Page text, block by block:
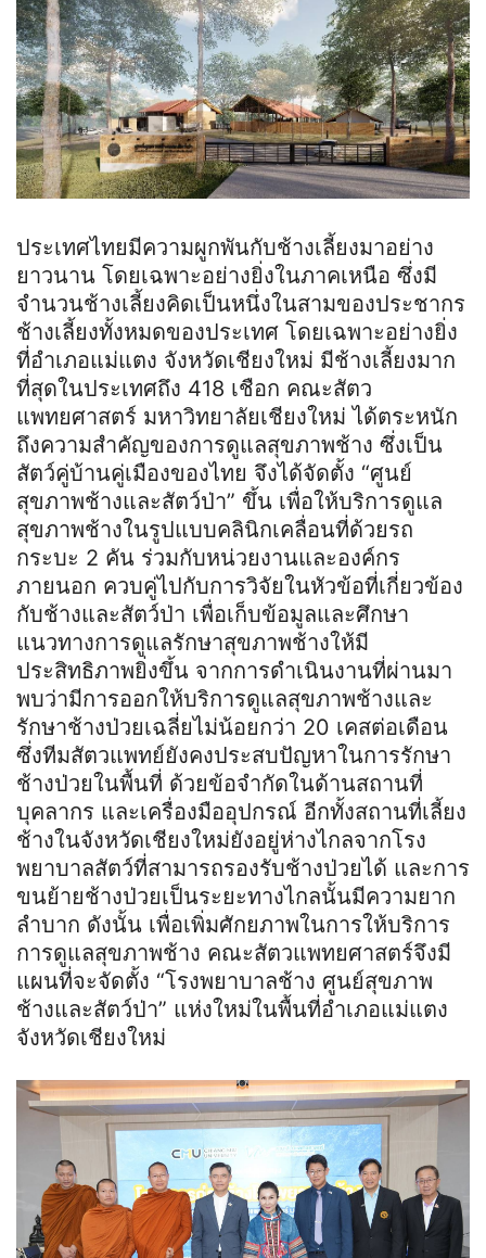
ประเทศไทยมีความผูกพันกับช้างเลี้ยงมาอย่าง
ยาวนาน โดยเฉพาะอย่างยิ่งในภาคเหนือ ซึ่งมี
จำนวนช้างเลี้ยงคิดเป็นหนึ่งในสามของประชากร
ช้างเลี้ยงทั้งหมดของประเทศ โดยเฉพาะอย่างยิ่ง
ที่อำเภอแม่แตง จังหวัดเชียงใหม่ มีช้างเลี้ยงมาก
ที่สุดในประเทศถึง 418 เชือก คณะสัตว
แพทยศาสตร์ มหาวิทยาลัยเชียงใหม่ ได้ตระหนัก
ถึงความสำคัญของการดูแลสุขภาพช้าง ซึ่งเป็น
สัตว์คู่บ้านคู่เมืองของไทย จึงได้จัดตั้ง “ศูนย์
สุขภาพช้างและสัตว์ป่า” ขึ้น เพื่อให้บริการดูแล
สุขภาพช้างในรูปแบบคลินิกเคลื่อนที่ด้วยรถ
กระบะ 2 คัน ร่วมกับหน่วยงานและองค์กร
ภายนอก ควบคู่ไปกับการวิจัยในหัวข้อที่เกี่ยวข้อง
กับช้างและสัตว์ป่า เพื่อเก็บข้อมูลและศึกษา
แนวทางการดูแลรักษาสุขภาพช้างให้มี
ประสิทธิภาพยิ่งขึ้น จากการดำเนินงานที่ผ่านมา
พบว่ามีการออกให้บริการดูแลสุขภาพช้างและ
รักษาช้างป่วยเฉลี่ยไม่น้อยกว่า 20 เคสต่อเดือน
ซึ่งทีมสัตวแพทย์ยังคงประสบปัญหาในการรักษา
ช้างป่วยในพื้นที่ ด้วยข้อจำกัดในด้านสถานที่
บุคลากร และเครื่องมืออุปกรณ์ อีกทั้งสถานที่เลี้ยง
ช้างในจังหวัดเชียงใหม่ยังอยู่ห่างไกลจากโรง
พยาบาลสัตว์ที่สามารถรองรับช้างป่วยได้ และการ
ขนย้ายช้างป่วยเป็นระยะทางไกลนั้นมีความยาก
ลำบาก ดังนั้น เพื่อเพิ่มศักยภาพในการให้บริการ
การดูแลสุขภาพช้าง คณะสัตวแพทยศาสตร์จึงมี
แผนที่จะจัดตั้ง “โรงพยาบาลช้าง ศูนย์สุขภาพ
ช้างและสัตว์ป่า” แห่งใหม่ในพื้นที่อำเภอแม่แตง
จังหวัดเชียงใหม่